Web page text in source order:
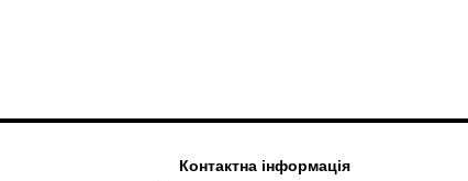
Контактна інформація